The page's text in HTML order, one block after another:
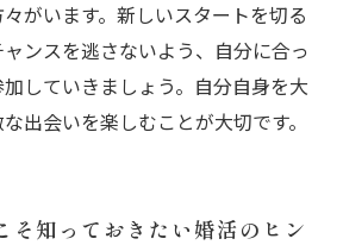
がいます。新しいスタートを切る
ンスを逃さないよう、自分に合っ
していきましょう。自分自身を大
出会いを楽しむことが大切です。
そ知っておきたい婚活のヒン